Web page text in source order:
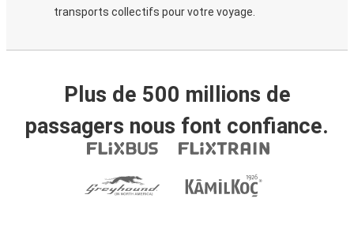
transports collectifs pour votre voyage.
Plus de 500 millions de
passagers nous font confiance.